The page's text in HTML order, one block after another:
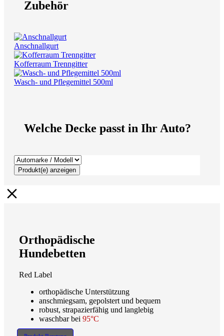
Zubehör
Anschnallgurt
Kofferraum Trenngitter
Wasch- und Pflegemittel 500ml
Welche Decke passt in Ihr Auto?
Produkt(e) anzeigen
Orthopädische
Hundebetten
Red Label
orthopädische Unterstützung
anschmiegsam, gepolstert und bequem
robust, strapazierfähig und langlebig
waschbar bei 95°C